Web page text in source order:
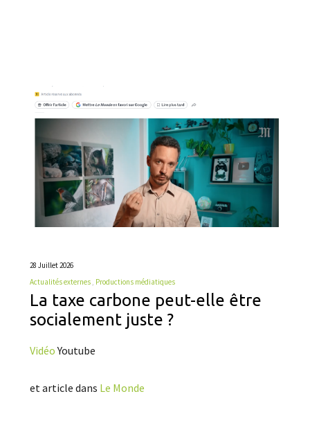
28 Juillet 2026
Actualités externes
Productions médiatiques
La taxe carbone peut-elle être
socialement juste ?
VidéoYoutube
et article dans Le Monde